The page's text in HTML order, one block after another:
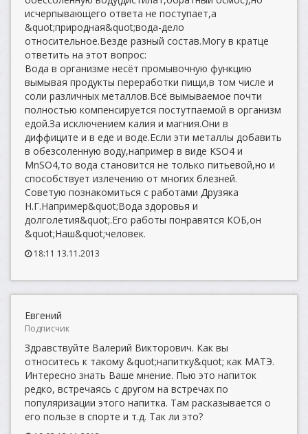
исчерпывающего ответа не поступает,а
&quot;природная&quot;вода-дело
относительное.Везде разный состав.Могу в кратце
ответить на этот вопрос:
Вода в организме несёт промывочную функцию
вымывая продукты переработки пищи,в том числе и
соли различных металлов.Всё вымываемое почти
полностью компенсируется постутпаемой в организм
едой.За исключением калия и магния.Они в
диффиците и в еде и воде.Если эти металлы добавить
в обезсоленную воду,например в виде KSO4 и
MnSO4,то вода становится не только питьевой,но и
способствует излечению от многих блезней.
Советую познакомиться с работами Друзяка
Н.Г.Например&quot;Вода здоровья и
долголетия&quot;.Его работы понравятся КОБ,он
&quot;Наш&quot;человек.
18:11 13.11.2013
Евгений
Подписчик
Здравствуйте Валерий Викторович. Как вы
относитесь к такому &quot;напитку&quot; как МАТЭ.
Интересно знать Ваше мнение. Пью это напиток
редко, встречаясь с другом на встречах по
популяризации этого напитка. Там расказывается о
его пользе в спорте и т.д. Так ли это?